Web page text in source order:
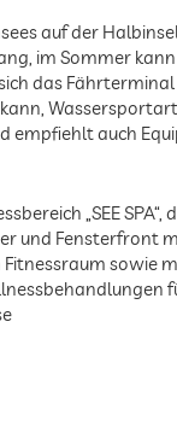
auf der
im Sommer
das
empfiehlt auch
„SEE
und Fensterfront
sowie